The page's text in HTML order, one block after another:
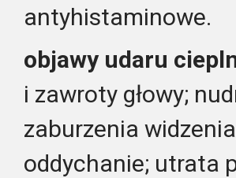
antyhistaminowe.
objawy udaru
i zawroty głowy;
zaburzenia
oddychanie; utrata